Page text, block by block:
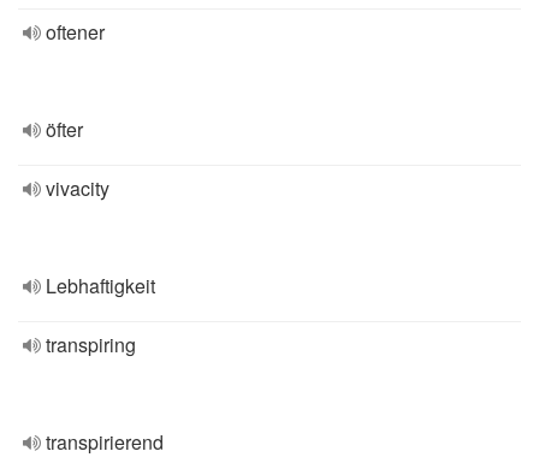
oftener
öfter
vivacity
Lebhaftigkeit
transpiring
transpirierend